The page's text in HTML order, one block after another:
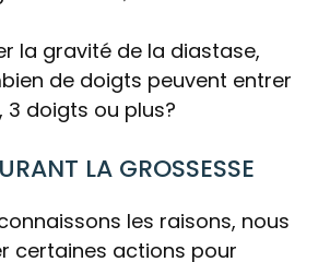
la gravité de la diastase,
de doigts peuvent entrer
3 doigts ou plus?
LA GROSSESSE
les raisons, nous
certaines actions pour